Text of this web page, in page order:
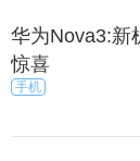
华为Nova3:新
惊喜
手机